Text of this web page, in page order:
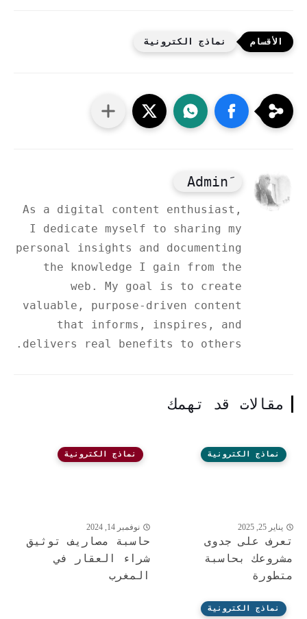
نماذج الكترونية
As a digital content enthusiast,
I dedicate myself to sharing my
personal insights and documenting
the knowledge I gain from the
web. My goal is to create
valuable, purpose-driven content
that informs, inspires, and
delivers real benefits to others.
مقالات قد تهمك
نماذج الكترونية
يناير 25, 2025
تعرف على جدوى
مشروعك بحاسبة
متطورة
نماذج الكترونية
نوفمبر 14, 2024
حاسبة مصاريف توثيق
شراء العقار في
المغرب
نماذج الكترونية